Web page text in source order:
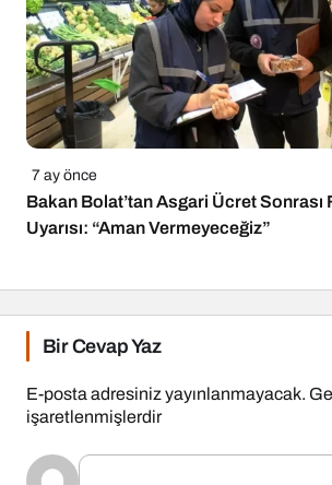
7 ay önce
Bakan Bolat’tan Asgari Ücret Sonrası
Uyarısı: “Aman Vermeyeceğiz”
Bir Cevap Yaz
E-posta adresiniz yayınlanmayacak.
işaretlenmişlerdir